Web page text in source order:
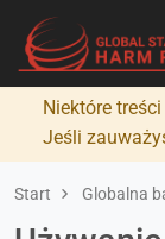
Niektóre
Jeśli
Start Globalna